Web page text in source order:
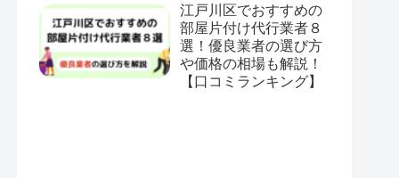
江戸川区でおすすめの
部屋片付け代行業者８
選！優良業者の選び方
や価格の相場も解説！
【口コミランキング】